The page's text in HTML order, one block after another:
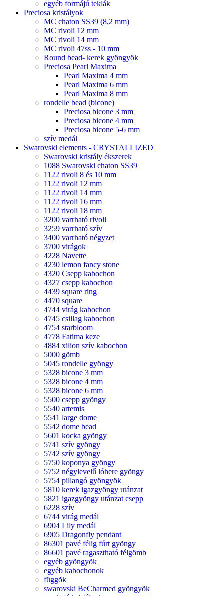
egyéb formájú teklák
Preciosa kristályok
MC chaton SS39 (8,2 mm)
MC rivoli 12 mm
MC rivoli 14 mm
MC rivoli 47ss - 10 mm
Round bead- kerek gyöngyök
Preciosa Pearl Maxima
Pearl Maxima 4 mm
Pearl Maxima 6 mm
Pearl Maxima 8 mm
rondelle bead (bicone)
Preciosa bicone 3 mm
Preciosa bicone 4 mm
Preciosa bicone 5-6 mm
szív medál
Swarovski elements - CRYSTALLIZED
Swarovski kristály ékszerek
1088 Swarovski chaton SS39
1122 rivoli 8 és 10 mm
1122 rivoli 12 mm
1122 rivoli 14 mm
1122 rivoli 16 mm
1122 rivoli 18 mm
3200 varrható rivoli
3259 varrható szív
3400 varrható négyzet
3700 virágok
4228 Navette
4230 lemon fancy stone
4320 Csepp kabochon
4327 csepp kabochon
4439 square ring
4470 square
4744 virág kabochon
4745 csillag kabochon
4754 starbloom
4778 Fatima keze
4884 xilion szív kabochon
5000 gömb
5045 rondelle gyöngy
5328 bicone 3 mm
5328 bicone 4 mm
5328 bicone 6 mm
5500 csepp gyöngy
5540 artemis
5541 large dome
5542 dome bead
5601 kocka gyöngy
5741 szív gyöngy
5742 szív gyöngy
5750 koponya gyöngy
5752 négylevelű lóhere gyöngy
5754 pillangó gyöngyök
5810 kerek igazgyöngy utánzat
5821 igazgyöngy utánzat csepp
6228 szív
6744 virág medál
6904 Lily medál
6905 Dragonfly pendant
86301 pavé félig fúrt gyöngy
86601 pavé ragasztható félgömb
egyéb gyöngyök
egyéb kabochonok
függõk
swarovski BeCharmed gyöngyök